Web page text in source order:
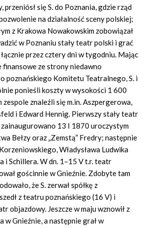
przeniósł się S. do Poznania, gdzie rząd
na działalność sceny polskiej;
z Krakowa Nowakowskim zobowiązał
w Poznaniu stały teatr polski i grać
przez cztery dni w tygodniu. Mając
finansowe ze strony niedawno
poznańskiego Komitetu Teatralnego, S. i
ponieśli koszty w wysokości 1 600
znaleźli się m.in. Aszpergerowa,
i Edward Hennig. Pierwszy stały teatr
13 I 1870 uroczystym
Bełzy oraz „Zemstą” Fredry; następnie
Władysława Ludwika
i Schillera. W dn. 1–15 V t.r. teatr
gościnnie w Gnieźnie. Zdobyte tam
że S. zerwał spółkę z
z teatru poznańskiego (16 V) i
objazdowy. Jeszcze w maju wznowił z
w Gnieźnie, a następnie grał w